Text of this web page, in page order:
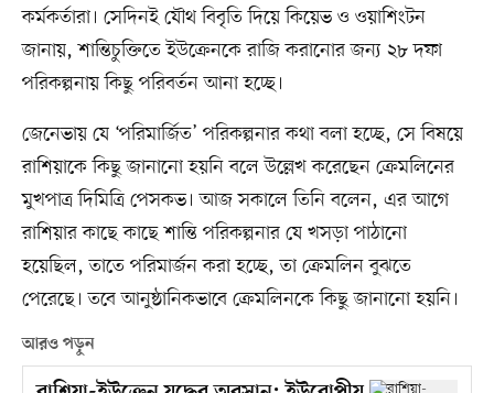
কর্মকর্তারা। সেদিনই যৌথ বিবৃতি দিয়ে কিয়েভ ও ওয়াশিংটন
জানায়, শান্তিচুক্তিতে ইউক্রেনকে রাজি করানোর জন্য ২৮ দফা
পরিকল্পনায় কিছু পরিবর্তন আনা হচ্ছে।
জেনেভায় যে ‘পরিমার্জিত’ পরিকল্পনার কথা বলা হচ্ছে, সে বিষয়ে
রাশিয়াকে কিছু জানানো হয়নি বলে উল্লেখ করেছেন ক্রেমলিনের
মুখপাত্র দিমিত্রি পেসকভ। আজ সকালে তিনি বলেন, এর আগে
রাশিয়ার কাছে কাছে শান্তি পরিকল্পনার যে খসড়া পাঠানো
হয়েছিল, তাতে পরিমার্জন করা হচ্ছে, তা ক্রেমলিন বুঝতে
পেরেছে। তবে আনুষ্ঠানিকভাবে ক্রেমলিনকে কিছু জানানো হয়নি।
আরও পড়ুন